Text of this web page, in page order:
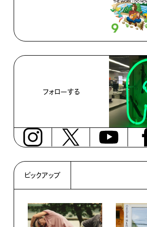
フォローする
ピックアップ